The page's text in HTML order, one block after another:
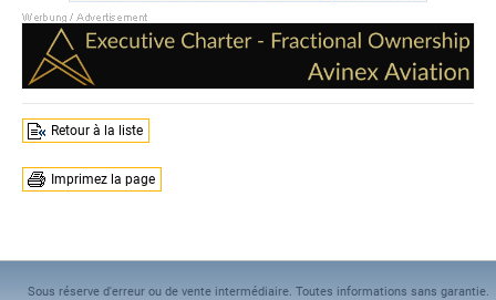
Retour à la liste
Imprimez la page
Sous réserve d'erreur ou de vente intermédiaire. Toutes informations sans garantie.